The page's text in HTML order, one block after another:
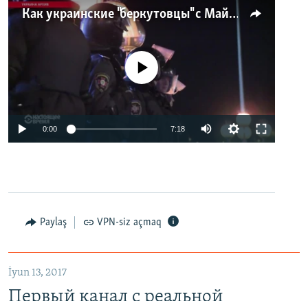
Как украинские "беркутовцы" с Майдана стали ОМОНом с Тверской
No media source currently available
0:00 7:18
Paylaş VPN-siz açmaq
İyun 13, 2017